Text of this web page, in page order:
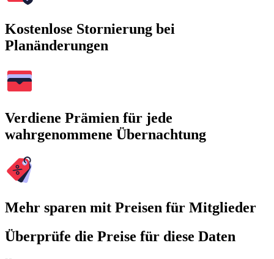
Kostenlose Stornierung bei
Planänderungen
Verdiene Prämien für jede
wahrgenommene Übernachtung
Mehr sparen mit Preisen für Mitglieder
Überprüfe die Preise für diese Daten